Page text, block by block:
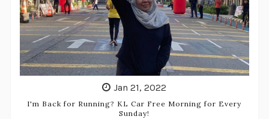
Jan 21, 2022
I'm Back for Running? KL Car Free Morning for Every
Sunday!